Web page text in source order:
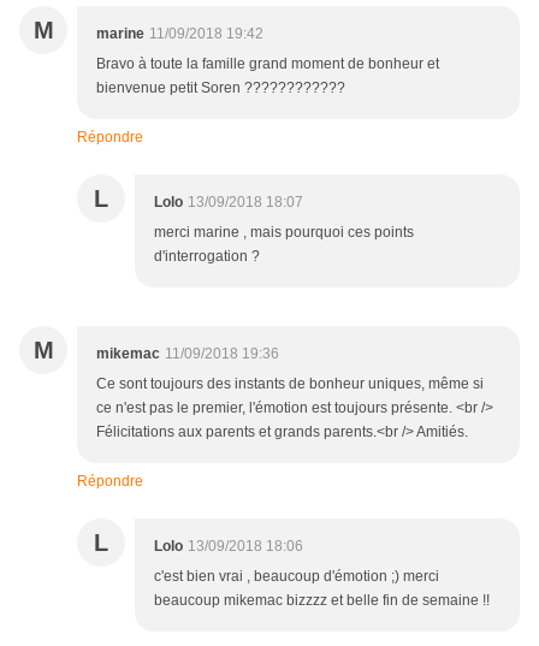
M marine 11/09/2018 19:42
Bravo à toute la famille grand moment de bonheur et
bienvenue petit Soren ????????????
Répondre
L Lolo 13/09/2018 18:07
merci marine , mais pourquoi ces points
d'interrogation ?
M mikemac 11/09/2018 19:36
Ce sont toujours des instants de bonheur uniques, même si
ce n'est pas le premier, l'émotion est toujours présente. <br />
Félicitations aux parents et grands parents.<br /> Amitiés.
Répondre
L Lolo 13/09/2018 18:06
c'est bien vrai , beaucoup d'émotion ;) merci
beaucoup mikemac bizzzz et belle fin de semaine !!